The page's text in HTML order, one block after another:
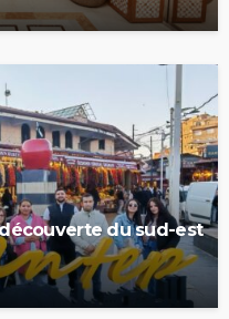
du sud-est